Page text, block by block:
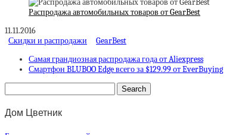
Распродажа автомобильных товаров от GearBest
11.11.2016
Скидки и распродажи
GearBest
Самая грандиозная распродажа года от Aliexpress
Смартфон BLUBOO Edge всего за $129.99 от EverBuying
Дом Цветник